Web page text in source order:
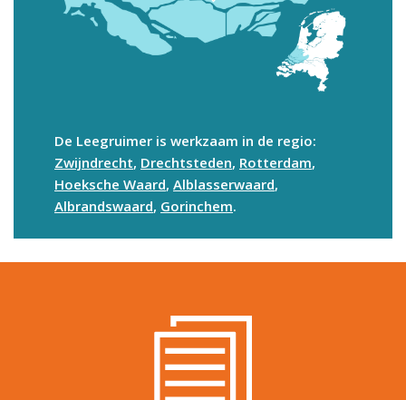
De Leegruimer is werkzaam in de regio:
Zwijndrecht, Drechtsteden, Rotterdam,
Hoeksche Waard, Alblasserwaard,
Albrandswaard, Gorinchem.